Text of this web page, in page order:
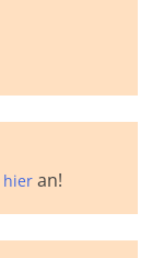
hier an!